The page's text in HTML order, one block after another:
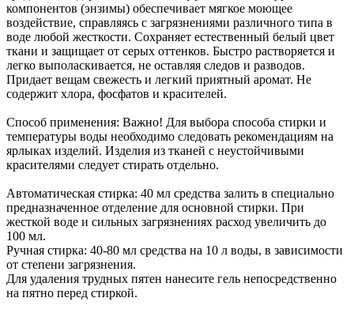
компонентов (энзимы) обеспечивает мягкое моющее
воздействие, справляясь с загрязнениями различного типа в
воде любой жесткости. Сохраняет естественный белый цвет
ткани и защищает от серых оттенков. Быстро растворяется и
легко выполаскивается, не оставляя следов и разводов.
Придает вещам свежесть и легкий приятный аромат. Не
содержит хлора, фосфатов и красителей.
Способ применения: Важно! Для выбора способа стирки и
температуры воды необходимо следовать рекомендациям на
ярлыках изделий. Изделия из тканей с неустойчивыми
красителями следует стирать отдельно.
Автоматическая стирка: 40 мл средства залить в специально
предназначенное отделение для основной стирки. При
жесткой воде и сильных загрязнениях расход увеличить до
100 мл.
Ручная стирка: 40-80 мл средства на 10 л воды, в зависимости
от степени загрязнения.
Для удаления трудных пятен нанесите гель непосредственно
на пятно перед стиркой.